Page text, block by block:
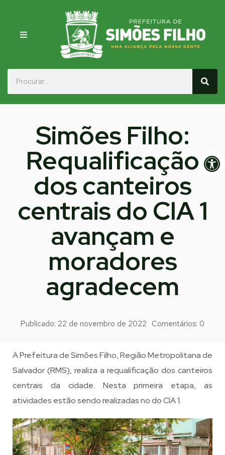
Simões Filho:
Requalificação
dos canteiros
centrais do CIA 1
avançam e
moradores
agradecem
Publicado: 22 de novembro de 2022 Comentários: 0
A Prefeitura de Simões Filho, Região Metropolitana de
Salvador (RMS), realiza a requalificação dos canteiros
centrais da cidade. Nesta primeira etapa, as
atividades estão sendo realizadas no do CIA 1.